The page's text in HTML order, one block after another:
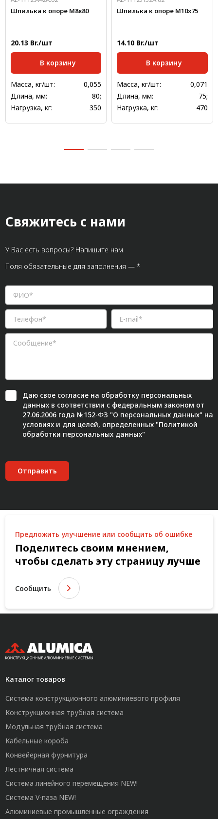
Шпилька к опоре М8х80
20.13 Br./шт
В корзину
Масса, кг/шт:
0,055
Длина, мм:
80;
Нагрузка, кг:
350
Шпилька к опоре М10х75
14.10 Br./шт
В корзину
Масса, кг/шт:
0,071
Длина, мм:
75;
Нагрузка, кг:
470
Свяжитесь с нами
У Вас есть вопросы? Напишите нам.
Поля обязательные для заполнения — *
Даю свое согласиена обработку персональных
данных в соответствии с федеральным законом от
27.06.2006 года №152-ФЗ "О персональных данных" на
условиях и для целей, определенных "Политикой
обработки персональных данных"
Отправить
Предложить улучшение или сообщить об ошибке
Поделитесь своим мнением,
чтобы сделать эту страницу лучше
Сообщить
Каталог товаров
Система конструкционного алюминиевого профиля
Конструкционная трубная система
Модульная трубная система
Кабельные короба
Конвейерная фурнитура
Лестничная система
Система линейного перемещения NEW!
Система V-паза NEW!
Алюминиевые промышленные ограждения